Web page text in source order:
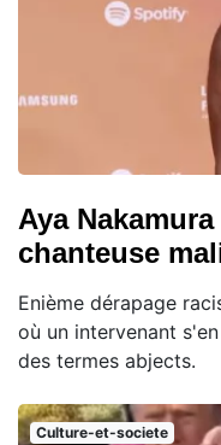
Aya
chanteuse
Enième dérapage
où un intervenant
des termes abjects.
Culture-et-societe